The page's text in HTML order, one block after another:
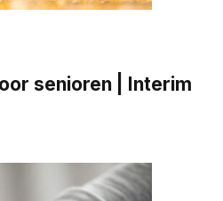
senioren | Interim